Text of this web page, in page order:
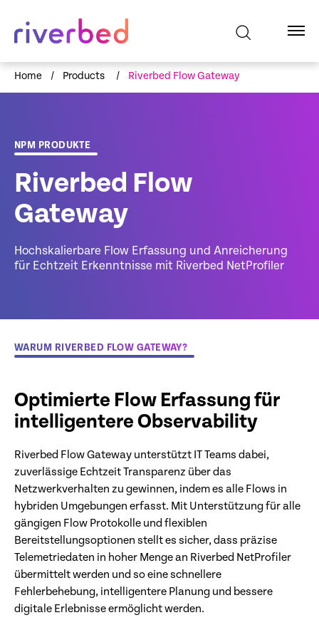
Home / Products / Riverbed Flow Gateway
NPM PRODUKTE
Riverbed Flow
Gateway
Hochskalierbare Flow Erfassung und Anreicherung
für Echtzeit Erkenntnisse mit Riverbed NetProfiler
WARUM RIVERBED FLOW GATEWAY?
Optimierte Flow Erfassung für
intelligentere Observability
Riverbed Flow Gateway unterstützt IT Teams dabei,
zuverlässige Echtzeit Transparenz über das
Netzwerkverhalten zu gewinnen, indem es alle Flows in
hybriden Umgebungen erfasst. Mit Unterstützung für alle
gängigen Flow Protokolle und flexiblen
Bereitstellungsoptionen stellt es sicher, dass präzise
Telemetriedaten in hoher Menge an Riverbed NetProfiler
übermittelt werden und so eine schnellere
Fehlerbehebung, intelligentere Planung und bessere
digitale Erlebnisse ermöglicht werden.